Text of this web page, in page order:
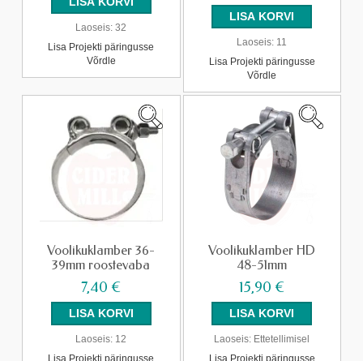
Laoseis: 32
Lisa Projekti päringusse
Võrdle
Laoseis: 11
Lisa Projekti päringusse
Võrdle
Voolikuklamber 36-
39mm roostevaba
7,40 €
Laoseis: 12
Lisa Projekti päringusse
Voolikuklamber HD
48-51mm
15,90 €
Laoseis: Ettetellimisel
Lisa Projekti päringusse